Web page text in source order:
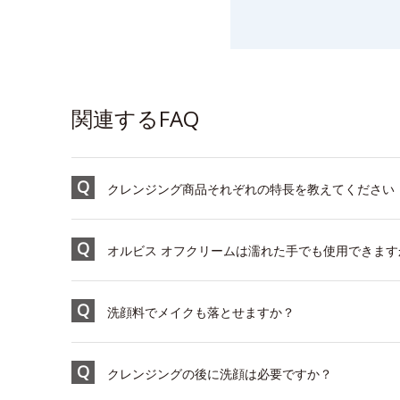
関連するFAQ
クレンジング商品それぞれの特長を教えてください
オルビス オフクリームは濡れた手でも使用できま
洗顔料でメイクも落とせますか？
クレンジングの後に洗顔は必要ですか？